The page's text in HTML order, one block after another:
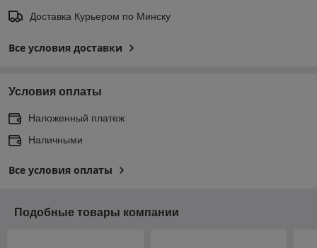
Доставка Курьером по Минску
Все условия доставки
Условия оплаты
Наложенный платеж
Наличными
Все условия оплаты
Подобные товары компании